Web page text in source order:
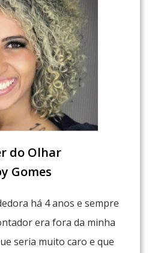
do Olhar
Gomes
há 4 anos e sempre
era fora da minha
seria muito caro e que